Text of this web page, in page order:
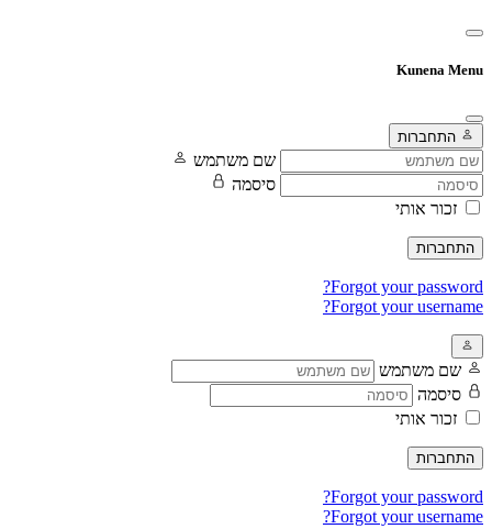
Kunena Menu
התחברות
שם משתמש
סיסמה
זכור אותי
התחברות
Forgot your password?
Forgot your username?
שם משתמש
סיסמה
זכור אותי
התחברות
Forgot your password?
Forgot your username?